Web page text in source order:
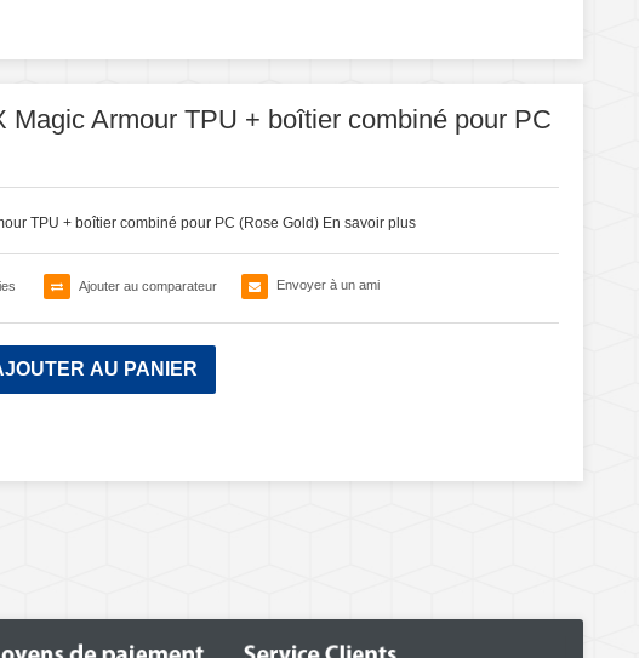
Magic Armour TPU + boîtier combiné pour PC
TPU + boîtier combiné pour PC (Rose Gold) En savoir plus
Ajouter au comparateur Envoyer à un ami
AU PANIER